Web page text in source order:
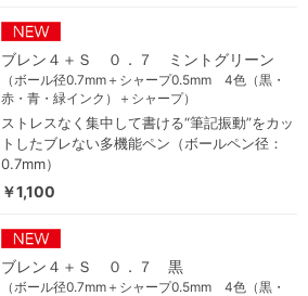
ブレン４＋Ｓ ０．７ ミントグリーン
（ボール径0.7mm＋シャープ0.5mm 4色（黒・
赤・青・緑インク）＋シャープ）
ストレスなく集中して書ける“筆記振動”をカッ
トしたブレない多機能ペン（ボールペン径：
0.7mm）
￥1,100
ブレン４＋Ｓ ０．７ 黒
（ボール径0.7mm＋シャープ0.5mm 4色（黒・